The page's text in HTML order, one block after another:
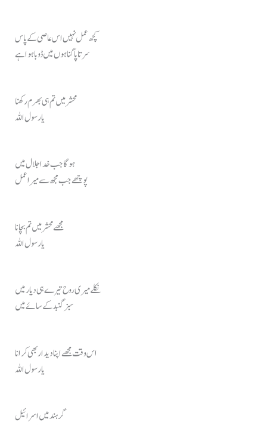
کچھ عمل نہیں اس عاصی کے پاس
سر تا پا گناہوں میں ڈوبا ہوا ہے
محشر میں تم ہی بھرم رکھنا
یا رسول اللہ
ہوگا جب خدا جلال میں
پوچھے جب مجھ سے میرا عمل
مجھے محشر میں تم بچانا
یا رسول اللہ
نکلے میری روح تیرے ہی دیار میں
سبز گنبد کے سائے میں
اس وقت مجھے اپنا دیدار بھی کرانا
یا رسول اللہ
گر ہند میں اسرائیل